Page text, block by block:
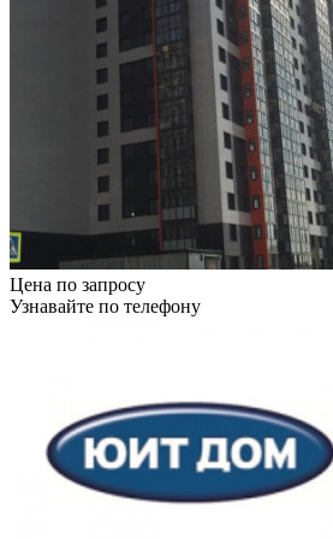
Цена по запросу
Узнавайте по телефону